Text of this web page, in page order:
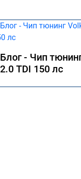
Блог - Чип
2.0 TDI 150 лс